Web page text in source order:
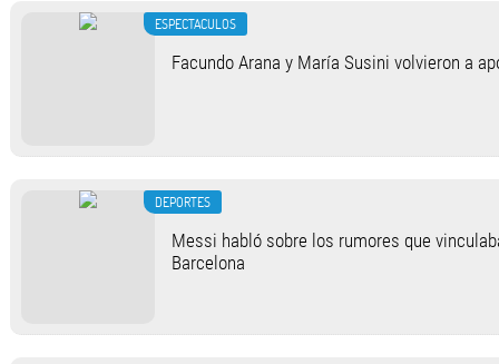
ESPECTACULOS
Facundo Arana y María Susini volvieron a
DEPORTES
Messi habló sobre los rumores que
Barcelona